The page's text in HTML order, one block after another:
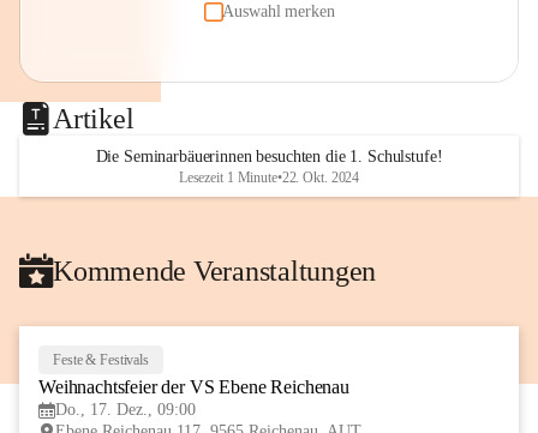
Auswahl merken
Artikel
Die Seminarbäuerinnen besuchten die 1. Schulstufe!
Lesezeit 1 Minute•22. Okt. 2024
Kommende Veranstaltungen
Feste & Festivals
Weihnachtsfeier der VS Ebene Reichenau
Do., 17. Dez., 09:00